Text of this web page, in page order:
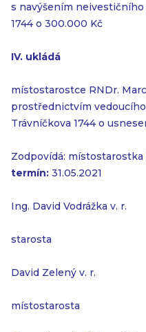
s navýšením
1744 o 300.000 Kč
IV. ukládá
místostarostce RNDr.
prostřednictvím
Trávníčkova 1744 o
Zodpovídá:
termín: 31.05.2021
Ing. David Vodrážka v. r.
starosta
David Zelený v. r.
místostarosta